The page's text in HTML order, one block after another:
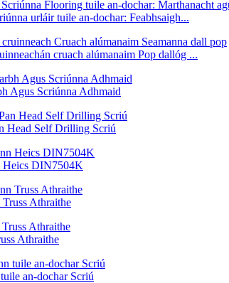
urláir tuile an-dochar: Feabhsaigh...
cruach alúmanaim Pop dallóg ...
Agus Scriúnna Adhmaid
Head Self Drilling Scriú
Heics DIN7504K
Athraithe
Athraithe
an-dochar Scriú